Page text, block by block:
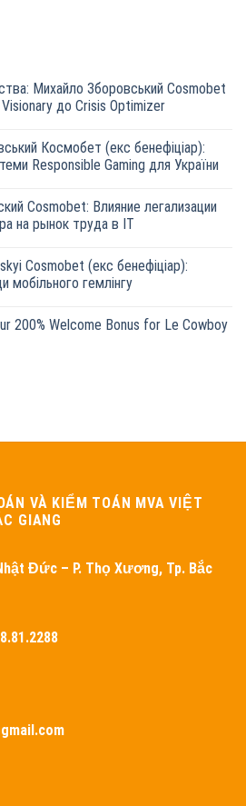
Михайло Зборовський Cosmobet
Visionary до Crisis Optimizer
Космобет (екс бенефіціар):
Responsible Gaming для України
Cosmobet: Влияние легализации
на рынок труда в IT
Cosmobet (екс бенефіціар):
мобільного гемлінгу
200% Welcome Bonus for Le Cowboy
VÀ KIỂM TOÁN MVA VIỆT
GIANG
Đức – P. Thọ Xương, Tp. Bắc